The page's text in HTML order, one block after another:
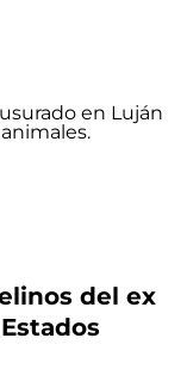
del ex